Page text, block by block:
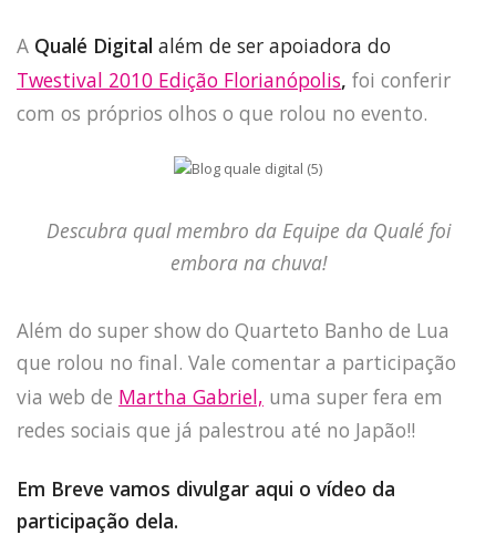
A Qualé Digital além de ser apoiadora do
Twestival 2010 Edição Florianópolis, foi conferir
com os próprios olhos o que rolou no evento.
Descubra qual membro da Equipe da Qualé foi
embora na chuva!
Além do super show do Quarteto Banho de Lua
que rolou no final. Vale comentar a participação
via web de Martha Gabriel, uma super fera em
redes sociais que já palestrou até no Japão!!
Em Breve vamos divulgar aqui o vídeo da
participação dela.